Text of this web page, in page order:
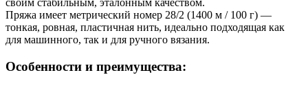
своим стабильным, эталонным качеством.
Пряжа имеет метрический номер 28/2 (1400 м / 100 г) —
тонкая, ровная, пластичная нить, идеально подходящая как
для машинного, так и для ручного вязания.
Особенности и преимущества: